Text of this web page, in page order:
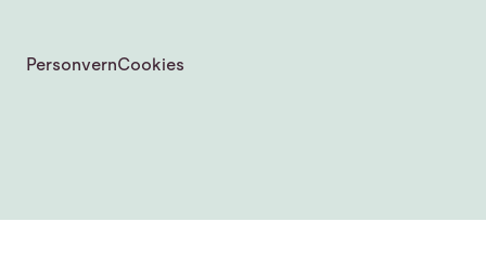
PersonvernCookies